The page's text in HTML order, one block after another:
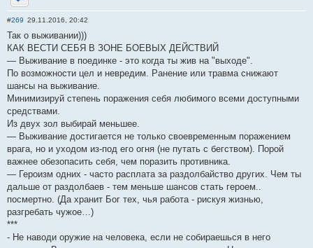
Отправить личное сообщение
#269 29.11.2016, 20:42
Так о выживании)))
КАК ВЕСТИ СЕБЯ В ЗОНЕ БОЕВЫХ ДЕЙСТВИЙ
— Выживание в поединке - это когда ты жив на "выходе".
По возможности цел и невредим. Ранение или травма снижают
шансы на выживание.
Минимизируй степень поражения себя любимого всеми доступными
средствами.
Из двух зол выбирай меньшее.
— Выживание достигается не только своевременным поражением
врага, но и уходом из-под его огня (не путать с бегством). Порой
важнее обезопасить себя, чем поразить противника.
— Героизм одних - часто расплата за раздолбайство других. Чем ты
дальше от раздолбаев - тем меньше шансов стать героем..
посмертно. (Да хранит Бог тех, чья работа - рискуя жизнью,
разгребать чужое…)
***
- Не наводи оружие на человека, если не собираешься в него